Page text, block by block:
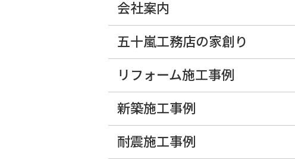
会社案内
五十嵐工務店の家創り
リフォーム施工事例
新築施工事例
耐震施工事例